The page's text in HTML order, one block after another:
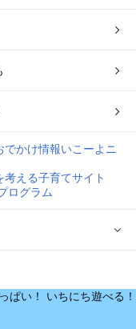
かけ